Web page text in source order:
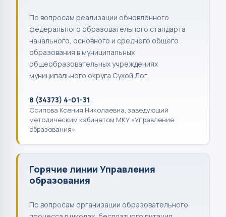
По вопросам реализации обновлённого
федерального образовательного стандарта
начального, основного и среднего общего
образования в муниципальных
общеобразовательных учреждениях
муниципального округа Сухой Лог.
8 (34373) 4-01-31
Осипова Ксения Николаевна, заведующий
методическим кабинетом МКУ «Управление
образования»
Горячие линии Управления
образования
По вопросам организации образовательного